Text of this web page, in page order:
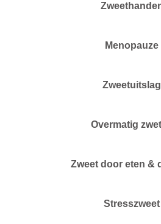
Menopauze
Zweetuitslag
Overmatig
Zweet door eten &
Stresszweet